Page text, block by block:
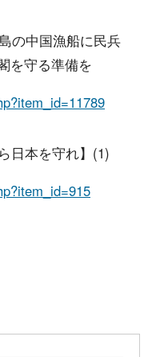
の中国漁船に民兵
を守る準備を
日本を守れ】(1)